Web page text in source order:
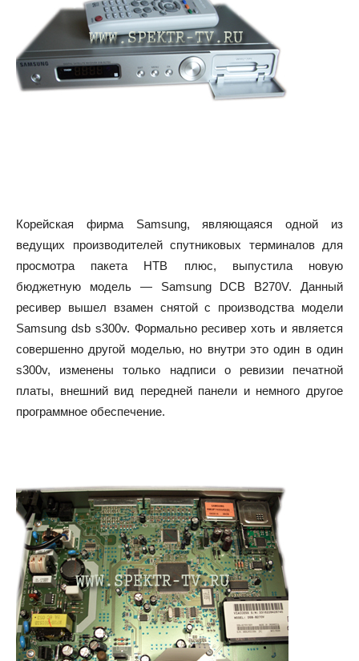
Корейская фирма Samsung, являющаяся одной из
ведущих производителей спутниковых терминалов для
просмотра пакета НТВ плюс, выпустила новую
бюджетную модель — Samsung DCB B270V. Данный
ресивер вышел взамен снятой с производства модели
Samsung dsb s300v. Формально ресивер хоть и является
совершенно другой моделью, но внутри это один в один
s300v, изменены только надписи о ревизии печатной
платы, внешний вид передней панели и немного другое
программное обеспечение.